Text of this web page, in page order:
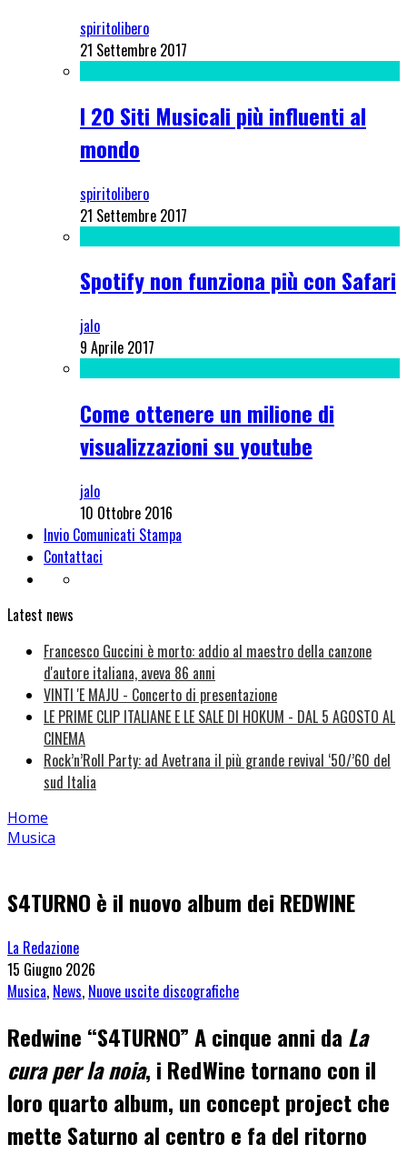
spiritolibero
21 Settembre 2017
I 20 Siti Musicali più influenti al
mondo
spiritolibero
21 Settembre 2017
Spotify non funziona più con Safari
jalo
9 Aprile 2017
Come ottenere un milione di
visualizzazioni su youtube
jalo
10 Ottobre 2016
Invio Comunicati Stampa
Contattaci
Latest news
Francesco Guccini è morto: addio al maestro della canzone
d'autore italiana, aveva 86 anni
VINTI 'E MAJU - Concerto di presentazione
LE PRIME CLIP ITALIANE E LE SALE DI HOKUM - DAL 5 AGOSTO AL
CINEMA
Rock’n’Roll Party: ad Avetrana il più grande revival ‘50/’60 del
sud Italia
Home
Musica
S4TURNO è il nuovo album dei REDWINE
La Redazione
15 Giugno 2026
Musica, News, Nuove uscite discografiche
Redwine “S4TURNO”A cinque anni da La
cura per la noia, i RedWine tornano con il
loro quarto album, un concept project che
mette Saturno al centro e fa del ritorno